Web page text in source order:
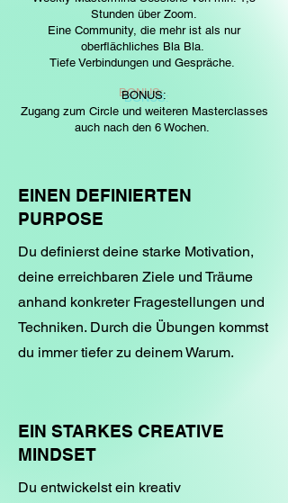
Stunden über Zoom.
Eine Community, die mehr ist als nur
oberflächliches Bla Bla.
Tiefe Verbindungen und Gespräche.
BONUS:
Zugang zum Circle und weiteren Masterclasses
auch nach den 6 Wochen.
EINEN DEFINIERTEN
PURPOSE
Du definierst deine starke Motivation,
deine erreichbaren Ziele und Träume
anhand konkreter Fragestellungen und
Techniken. Durch die Übungen kommst
du immer tiefer zu deinem Warum.
EIN STARKES CREATIVE
MINDSET
Du entwickelst ein kreativ